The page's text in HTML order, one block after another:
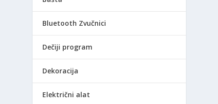
Bluetooth Zvučnici
Dečiji program
Dekoracija
Električni alat